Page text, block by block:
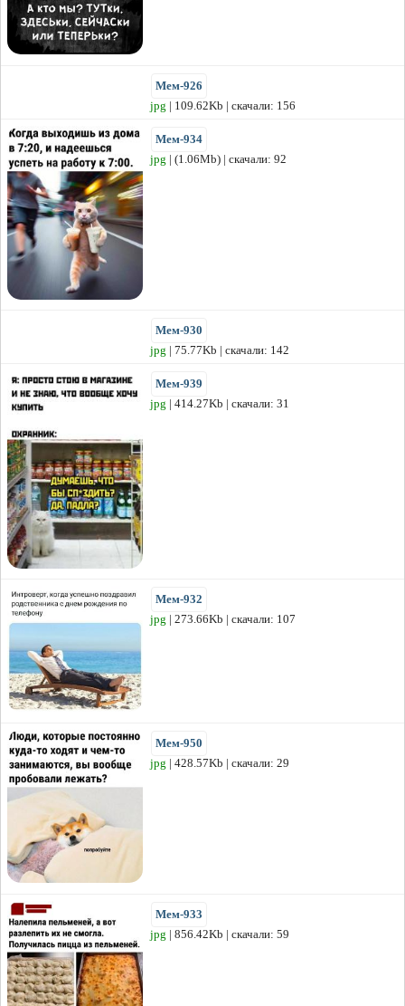
Мем-926
jpg | 109.62Kb | скачали: 156
Мем-934
jpg | (1.06Mb) | скачали: 92
Мем-930
jpg | 75.77Kb | скачали: 142
Мем-939
jpg | 414.27Kb | скачали: 31
Мем-932
jpg | 273.66Kb | скачали: 107
Мем-950
jpg | 428.57Kb | скачали: 29
Мем-933
jpg | 856.42Kb | скачали: 59